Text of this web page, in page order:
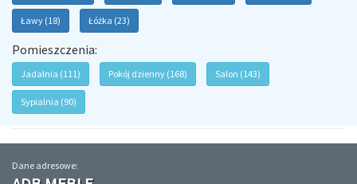
Ławy (18) Łóżka (23)
Pomieszczenia:
Jadalnia (111) Pokój dzienny (168) Salon (143)
Sypialnia (90)
Dane adresowe: